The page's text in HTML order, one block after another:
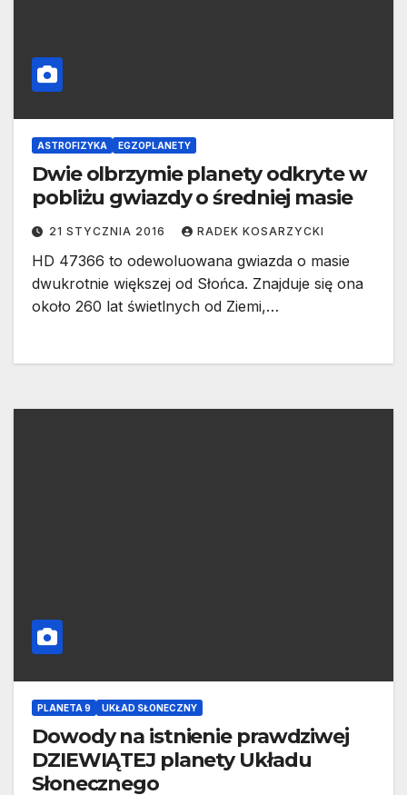
ASTROFIZYKA EGZOPLANETY
Dwie olbrzymie planety odkryte w
pobliżu gwiazdy o średniej masie
21 STYCZNIA 2016 RADEK KOSARZYCKI
HD 47366 to odewoluowana gwiazda o masie
dwukrotnie większej od Słońca. Znajduje się ona
około 260 lat świetlnych od Ziemi,…
PLANETA 9 UKŁAD SŁONECZNY
Dowody na istnienie prawdziwej
DZIEWIĄTEJ planety Układu
Słonecznego